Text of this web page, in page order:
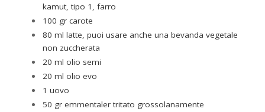
kamut, tipo 1, farro
100 gr carote
80 ml latte, puoi usare anche una bevanda vegetale
non zuccherata
20 ml olio semi
20 ml olio evo
1 uovo
50 gr emmentaler tritato grossolanamente